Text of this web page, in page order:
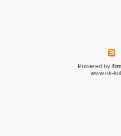
Powered by
www.ok-